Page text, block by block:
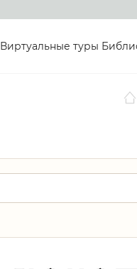
Виртуальные туры